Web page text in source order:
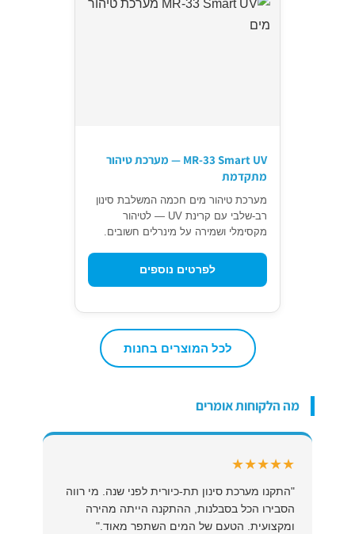
MR-33 Smart UV — מערכת טיהור
מתקדמת
מערכת טיהור מים חכמה המשלבת סינון
רב-שלבי עם קרינת UV — לטיהור
מקסימלי ושמירה על מינרלים חשובים.
לפרטים נוספים
לכל המוצרים בחנות
מה הלקוחות אומרים
★★★★★
"התקנו מערכת סינון תת-כיורית לפני שנה. מי רווה
הסבירו הכל בסבלנות, ההתקנה הייתה מהירה
ומקצועית. הטעם של המים השתפר מאוד."